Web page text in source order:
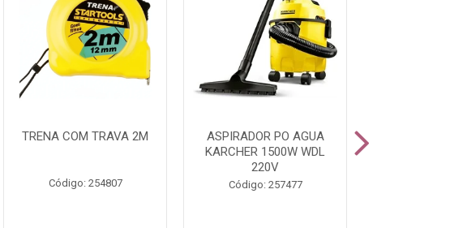
TRENA COM TRAVA 2M
Código: 254807
ASPIRADOR PO AGUA
KARCHER 1500W WDL
220V
Código: 257477